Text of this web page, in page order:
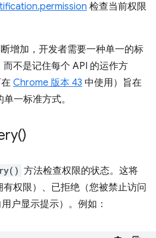
检查当前权限
增加，开发者需要一种单一的标
不是记住每个 API 的运作方
在Chrome 版本 43 中使用）旨在
一标准方式。
)
方法检查权限的状态。这将
有权限）、已拒绝（您被禁止访问
户显示提示）。例如：